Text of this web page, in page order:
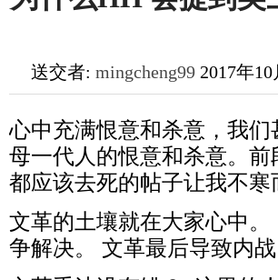
送交者: mingcheng99 2017年
心中充满恨意和杀意，我
母一代人的恨意和杀意。 前
都应该去死的帖子让我不
文革的土壤就在大家心中
争解决。 文革最后导致内